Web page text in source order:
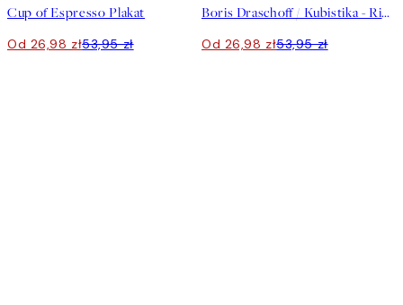
Cup of Espresso Plakat
Od 26,98 zł53,95 zł
Boris Draschoff / Kubistika - Rising Plakat
Od 26,98 zł53,95 zł